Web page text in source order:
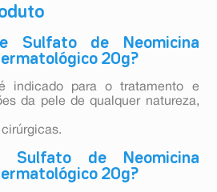
Sulfato de Neomicina
20g?
indicado para o tratamento e
da pele de qualquer natureza,
Sulfato de Neomicina
20g?